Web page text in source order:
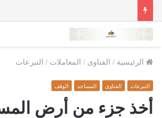
الرئيسية / الفتاوى / المعاملات / التبرعات
التبرعات الفتاوى المساجد الوقف
أخذ جزء من أرض